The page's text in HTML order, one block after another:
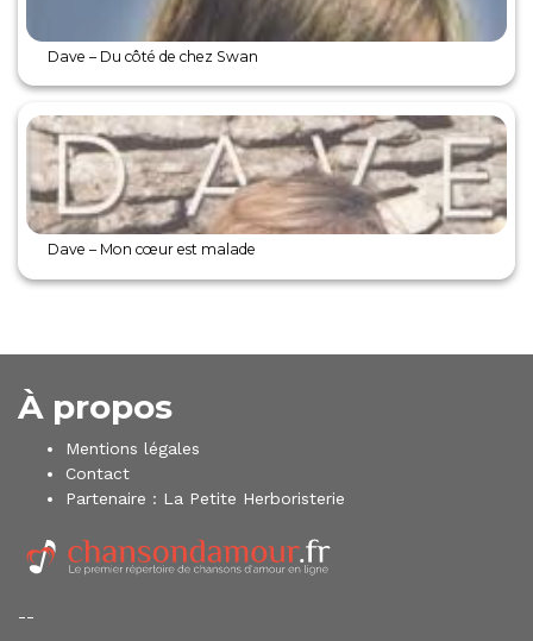
Dave – Du côté de chez Swan
Dave – Mon cœur est malade
À propos
Mentions légales
Contact
Partenaire : La Petite Herboristerie
--